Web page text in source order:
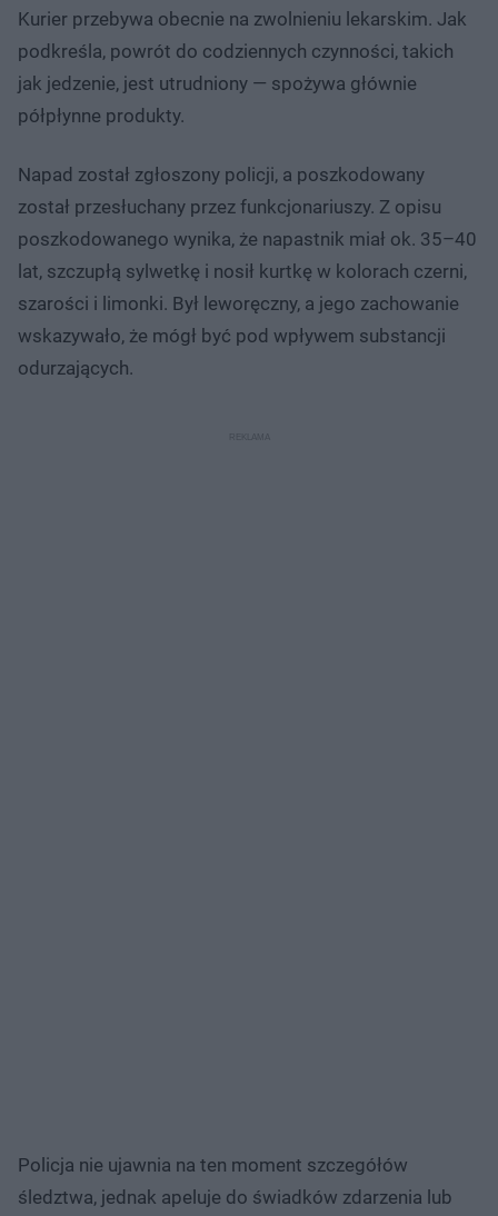
Kurier przebywa obecnie na zwolnieniu lekarskim. Jak
podkreśla, powrót do codziennych czynności, takich
jak jedzenie, jest utrudniony — spożywa głównie
półpłynne produkty.
Napad został zgłoszony policji, a poszkodowany
został przesłuchany przez funkcjonariuszy. Z opisu
poszkodowanego wynika, że napastnik miał ok. 35–40
lat, szczupłą sylwetkę i nosił kurtkę w kolorach czerni,
szarości i limonki. Był leworęczny, a jego zachowanie
wskazywało, że mógł być pod wpływem substancji
odurzających.
Policja nie ujawnia na ten moment szczegółów
śledztwa, jednak apeluje do świadków zdarzenia lub